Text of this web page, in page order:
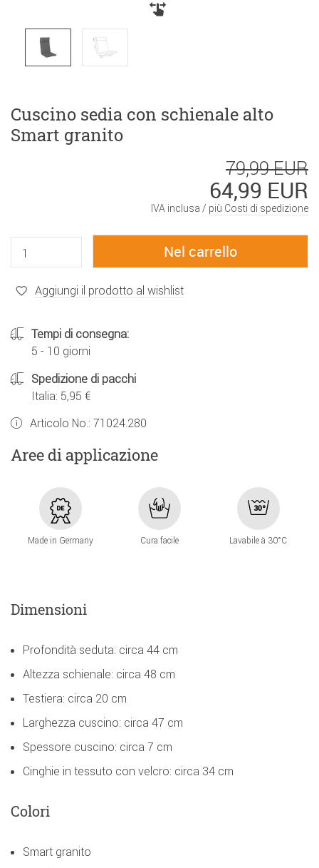
Cuscino sedia con schienale alto
Smart granito
79,99 EUR
64,99 EUR
IVA inclusa / più Costi di spedizione
Aggiungi il prodotto al wishlist
Tempi di consegna:
5 - 10 giorni
Spedizione di pacchi
Italia: 5,95 €
Articolo No.: 71024.280
Aree di applicazione
Made in Germany Cura facile Lavabile à 30°C
Dimensioni
Profondità seduta: circa 44 cm
Altezza schienale: circa 48 cm
Testiera: circa 20 cm
Larghezza cuscino: circa 47 cm
Spessore cuscino: circa 7 cm
Cinghie in tessuto con velcro: circa 34 cm
Colori
Smart granito